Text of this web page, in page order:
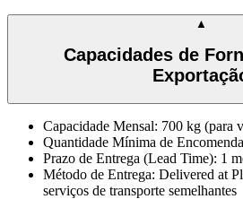
▲
Capacidades de
Capacidade Mensal: 700 kg (para
Quantidade Mínima de
Prazo de Entrega (Lead Time): 1
Método de Entrega: Delivered at
serviços de transporte semelhantes